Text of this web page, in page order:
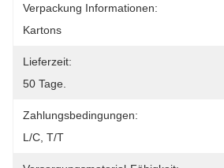
Verpackung Informationen:
Kartons
Lieferzeit:
50 Tage.
Zahlungsbedingungen:
L/C, T/T